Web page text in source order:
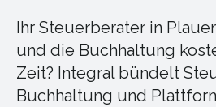
Ihr Steuerberater in
und die Buchhaltung
Zeit? Integral bündelt
Buchhaltung und